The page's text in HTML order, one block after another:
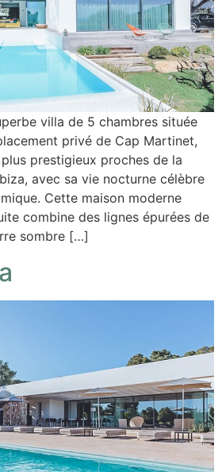
villa de 5 chambres située
privé de Cap Martinet,
prestigieux proches de la
avec sa vie nocturne célèbre
Cette maison moderne
combine des lignes épurées de
sombre […]